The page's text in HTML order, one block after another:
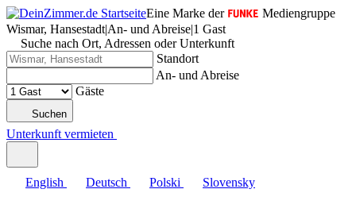
Eine Marke der
Mediengruppe
Wismar, Hansestadt|An- und Abreise|1 Gast
Suche nach Ort, Adressen oder Unterkunft
Standort
An- und Abreise
Gäste
Suchen
Unterkunft vermieten
English Deutsch Polski Slovensky